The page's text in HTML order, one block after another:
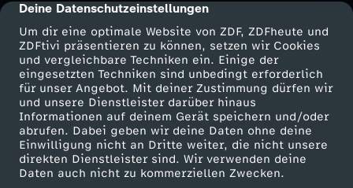
cmp-dialog-description
Deine Datenschutzeinstellungen
Um dir eine optimale Website von ZDF, ZDFheute und
ZDFtivi präsentieren zu können, setzen wir Cookies
und vergleichbare Techniken ein. Einige der
eingesetzten Techniken sind unbedingt erforderlich
für unser Angebot. Mit deiner Zustimmung dürfen wir
und unsere Dienstleister darüber hinaus
Informationen auf deinem Gerät speichern und/oder
abrufen. Dabei geben wir deine Daten ohne deine
Einwilligung nicht an Dritte weiter, die nicht unsere
direkten Dienstleister sind. Wir verwenden deine
Daten auch nicht zu kommerziellen Zwecken.
u
r
o
p
a
Mehr ZDF
ZDF-Apps
Smart TV
ZDFtext
Service
ZDFmitreden
Kontakt zum ZDF
Tickets